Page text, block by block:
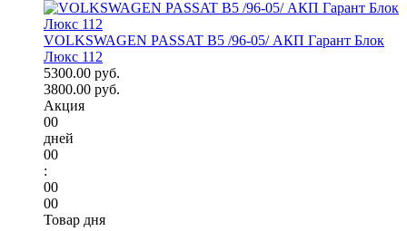
VOLKSWAGEN PASSAT B5 /96-05/ АКП Гарант Блок
Люкс 112
5300.00 руб.
3800.00 руб.
Акция
00
дней
00
:
00
00
Товар дня